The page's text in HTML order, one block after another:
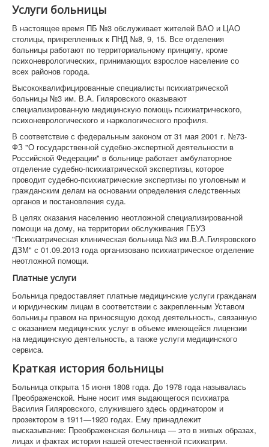
Услуги больницы
В настоящее время ПБ №3 обслуживает жителей ВАО и ЦАО
столицы, прикрепленных к ПНД №8, 9, 15. Все отделения
больницы работают по территориальному принципу, кроме
психоневрологических, принимающих взрослое население со
всех районов города.
Высококвалифицированные специалисты психиатрической
больницы №3 им. В.А. Гиляровского оказывают
специализированную медицинскую помощь психиатрического,
психоневрологического и наркологического профиля.
В соответствие с федеральным законом от 31 мая 2001 г. №73-
ФЗ "О государственной судебно-экспертной деятельности в
Российской Федерации" в больнице работает амбулаторное
отделение судебно-психиатрической экспертизы, которое
проводит судебно-психиатрические экспертизы по уголовным и
гражданским делам на основании определения следственных
органов и постановления суда.
В целях оказания населению неотложной специализированной
помощи на дому, на территории обслуживания ГБУЗ
"Психиатрическая клиническая больница №3 им.В.А.Гиляровского
ДЗМ" с 01.09.2013 года организовано психиатрическое отделение
неотложной помощи.
Платные услуги
Больница предоставляет платные медицинские услуги гражданам
и юридическим лицам в соответствии с закрепленным Уставом
больницы правом на приносящую доход деятельность, связанную
с оказанием медицинских услуг в объеме имеющейся лицензии
на медицинскую деятельность, а также услуги медицинского
сервиса.
Краткая история больницы
Больница открыта 15 июня 1808 года. До 1978 года называлась
Преображенской. Ныне носит имя выдающегося психиатра
Василия Гиляровского, служившего здесь ординатором и
прозектором в 1911—1920 годах. Ему принадлежит
высказывание: Преображенская больница — это в живых образах,
лицах и фактах история нашей отечественной психиатрии.